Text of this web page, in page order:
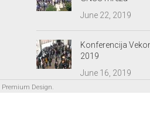
June 22, 2019
Konferencija
2019
June 16, 2019
Premium Design.